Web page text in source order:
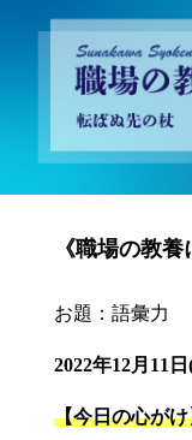
砂川昇建会長ブログ
《職場の教養
お題：語彙力
2022年12月11
【今日の心が